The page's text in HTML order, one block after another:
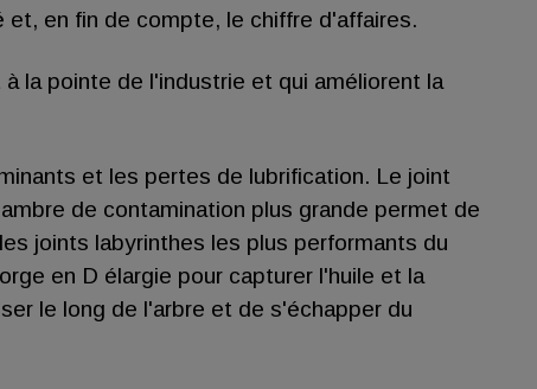
en fin de compte, le chiffre d'affaires.
la pointe de l'industrie et qui améliorent la
et les pertes de lubrification. Le joint
de contamination plus grande permet de
joints labyrinthes les plus performants du
en D élargie pour capturer l'huile et la
le long de l'arbre et de s'échapper du